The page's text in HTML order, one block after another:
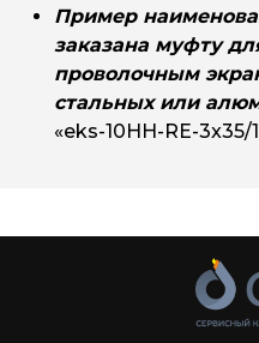
Пример
заказана муфту
проволочным
стальных или
«eks-10HH-RE-3x35/